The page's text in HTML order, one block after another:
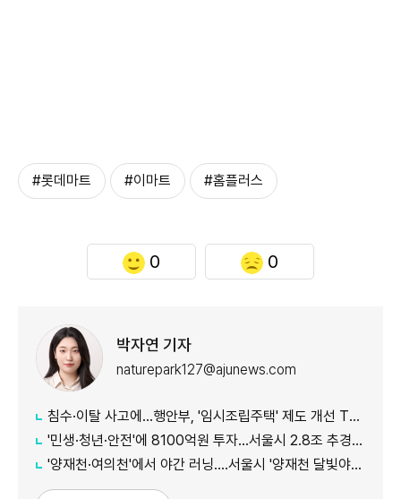
#롯데마트 #이마트 #홈플러스
0 0
박자연 기자
naturepark127@ajunews.com
침수·이탈 사고에...행안부, '임시조립주택' 제도 개선 TF 가동
'민생·청년·안전'에 8100억원 투자...서울시 2.8조 추경 예산 편성
'양재천·여의천'에서 야간 러닝....서울시 '양재천 달빛야행런' 개최